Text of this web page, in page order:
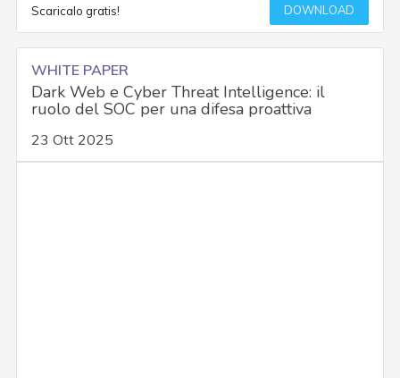
Scaricalo gratis! DOWNLOAD
WHITE PAPER
Dark Web e Cyber Threat Intelligence: il
ruolo del SOC per una difesa proattiva
23 Ott 2025